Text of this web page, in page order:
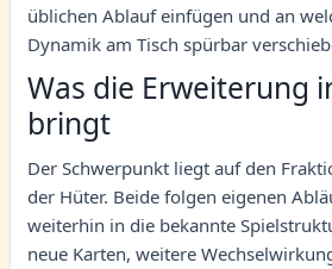
üblichen Ablauf einfügen und an
Dynamik am Tisch spürbar
Was die Erweiterung
bringt
Der Schwerpunkt liegt auf den
der Hüter. Beide folgen eigenen
weiterhin in die bekannte
neue Karten, weitere